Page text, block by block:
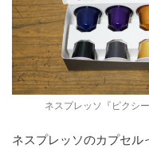
ネスプレッソ『ピクシ
ネスプレッソのカプセル